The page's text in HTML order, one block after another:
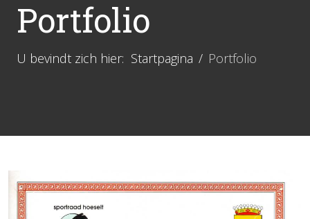
Portfolio
U bevindt zich hier: Startpagina Portfolio